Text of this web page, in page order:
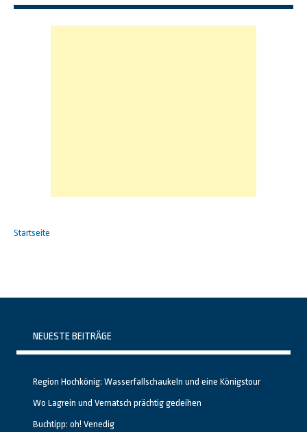
Startseite
NEUESTE BEITRÄGE
Region Hochkönig: Wasserfallschaukeln und eine Königstour
Wo Lagrein und Vernatsch prächtig gedeihen
Buchtipp: oh! Venedig